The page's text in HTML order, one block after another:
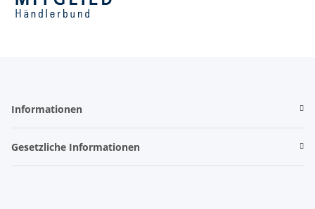
Informationen
Gesetzliche Informationen